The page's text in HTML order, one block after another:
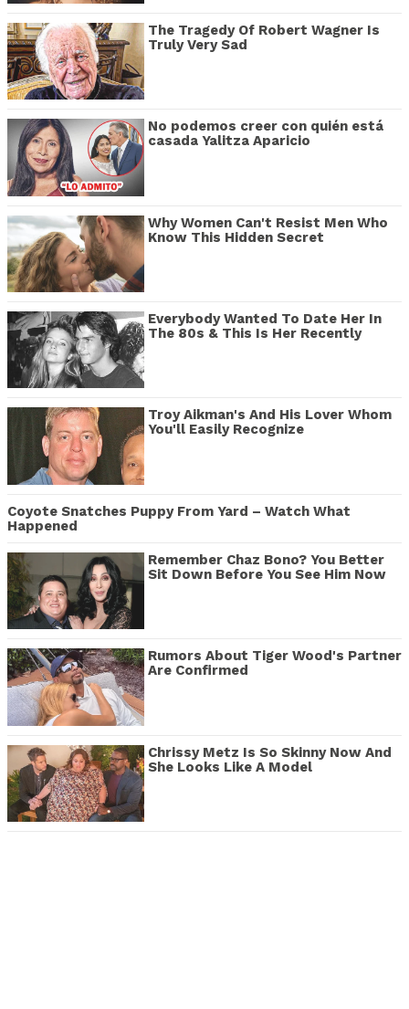
The Tragedy Of Robert Wagner Is
Truly Very Sad
No podemos creer con quién está
casada Yalitza Aparicio
Why Women Can't Resist Men Who
Know This Hidden Secret
Everybody Wanted To Date Her In
The 80s & This Is Her Recently
Troy Aikman's And His Lover Whom
You'll Easily Recognize
Coyote Snatches Puppy From Yard – Watch What
Happened
Remember Chaz Bono? You Better
Sit Down Before You See Him Now
Rumors About Tiger Wood's Partner
Are Confirmed
Chrissy Metz Is So Skinny Now And
She Looks Like A Model